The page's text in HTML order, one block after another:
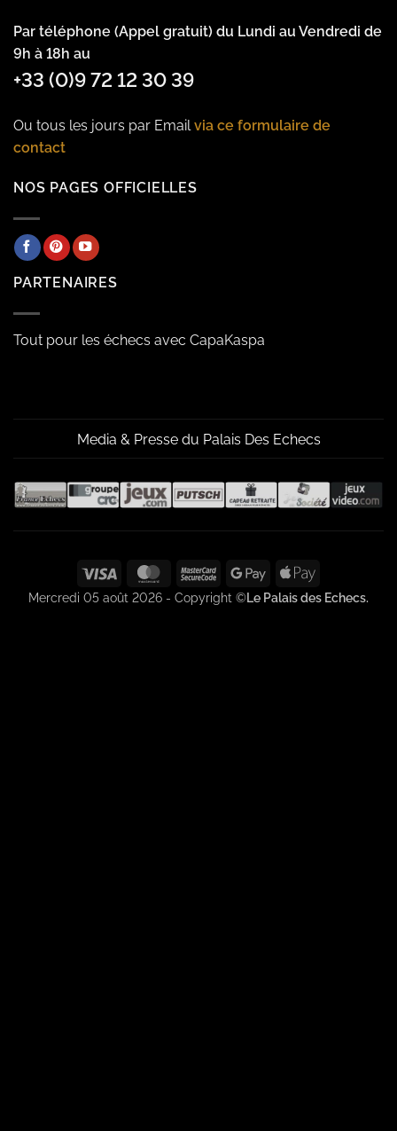
Par téléphone (Appel gratuit) du Lundi au Vendredi de
9h à 18h au
+33 (0)9 72 12 30 39
Ou tous les jours par Email via ce formulaire de
contact
NOS PAGES OFFICIELLES
PARTENAIRES
Tout pour les échecs avec CapaKaspa
Media & Presse du Palais Des Echecs
Visa MasterCardMasterCard
2
Google
Pay
Apple
Pay
Mercredi 05 août 2026 - Copyright ©Le Palais des Echecs.